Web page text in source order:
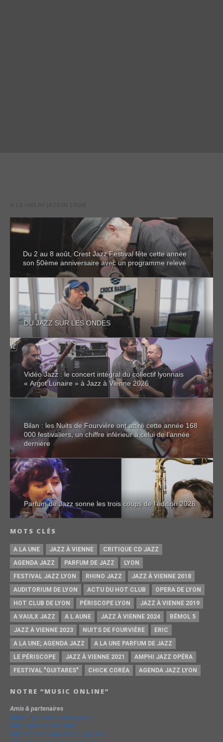
Du 2 au 8 août, Crest Jazz Festival fête cette année
son 50ème anniversaire avec un programme relevé
DU JAZZ SUR LES ONDES
Vidéo Jazz : le concert intégral du collectif lyonnais
« Argot Lunaire » à Jazz à Vienne 2026
Bilan : les Nuits de Fourvière ont attiré cette année 168
000 festivaliers, un chiffre inférieur à celui de l’année
dernière
Parfum de Jazz sonne les trois coups de l’édition 2026
MOTS CLÉS
A LA UNE JAZZ À VIENNE
CRITIQUE CD JAZZ
AGENDA JAZZ
PARFUM DE JAZZ
LYON
FESTIVAL JAZZ LYON
RHINO JAZZ
JAZZ À VIENNE 2018
AUDITORIUM DE LYON
ACTU DU HOT CLUB
OPERA DE LYON
HOT CLUB DE LYON
PÉRISCOPE LYON
JAZZ À VIENNE 2019
A VAULX JAZZ
A L AUNE JAZZ À VIENNE 2024
BÉMOL 5
JAZZ À VIENNE 2023
NUITS DE FOURVIÈRE
ERIC
A LA UNE; AGENDA JAZZ
A LA UNE PARFUM DE JAZZ
LE PÉRISCOPE
JAZZ À VIENNE 2021
AMPHI JAZZ OPÉRA
FESTIVAL "GUITARES"
CHICK CORÉA AGENDA JAZZ LYON
NOTRE “MUSIC ONLINE”
Amis & partenaires
https://groovesidestory.com/
http://lyon-music.com/
http://chrischarpenel.blogspot.fr